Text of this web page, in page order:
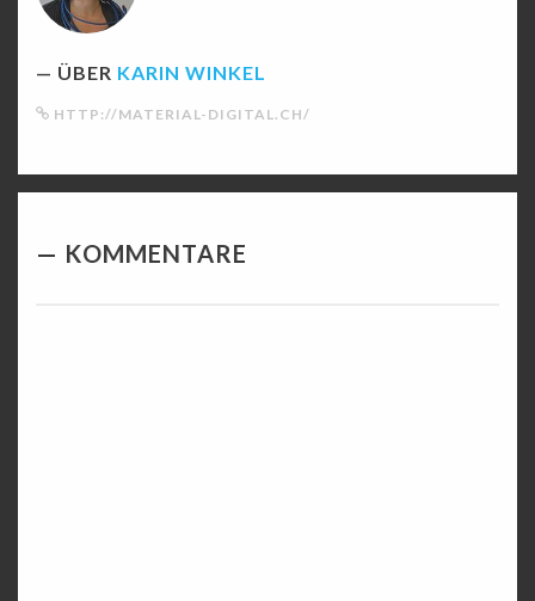
ÜBER KARIN WINKEL
HTTP://MATERIAL-DIGITAL.CH/
KOMMENTARE